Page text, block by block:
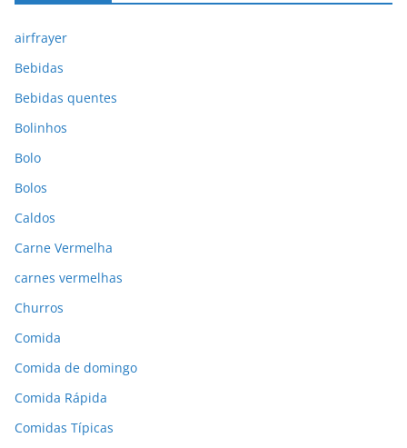
airfrayer
Bebidas
Bebidas quentes
Bolinhos
Bolo
Bolos
Caldos
Carne Vermelha
carnes vermelhas
Churros
Comida
Comida de domingo
Comida Rápida
Comidas Típicas